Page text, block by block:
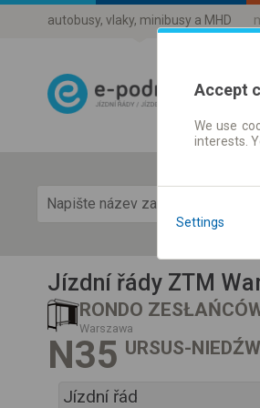
autobusy, vlaky, minibusy a MHD
Jízdní řády ZTM
RONDO
Warszawa
N35 URSUS-
Jízdní řád
Accept
We use
interests.
Settings